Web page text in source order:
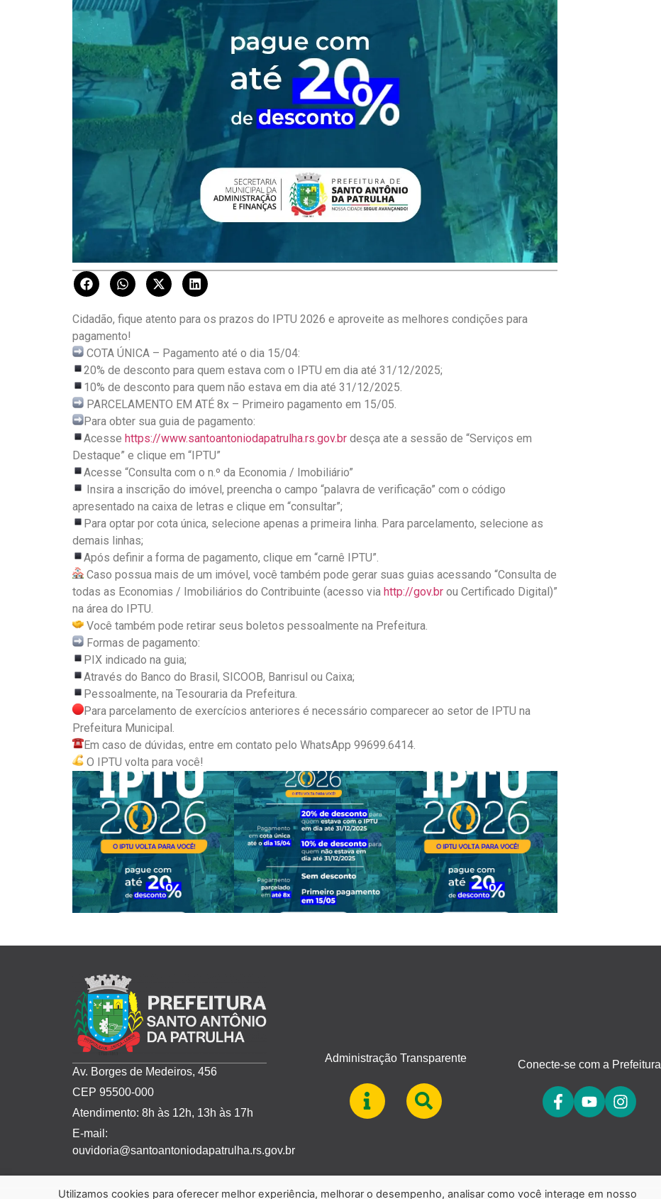
Cidadão, fique atento para os prazos do IPTU 2026 e aproveite as melhores condições para
pagamento!
COTA ÚNICA – Pagamento até o dia 15/04:
20% de desconto para quem estava com o IPTU em dia até 31/12/2025;
10% de desconto para quem não estava em dia até 31/12/2025.
PARCELAMENTO EM ATÉ 8x – Primeiro pagamento em 15/05.
Para obter sua guia de pagamento:
Acesse https://www.santoantoniodapatrulha.rs.gov.br desça ate a sessão de “Serviços em
Destaque” e clique em “IPTU”
Acesse “Consulta com o n.º da Economia / Imobiliário”
Insira a inscrição do imóvel, preencha o campo “palavra de verificação” com o código
apresentado na caixa de letras e clique em “consultar”;
Para optar por cota única, selecione apenas a primeira linha. Para parcelamento, selecione as
demais linhas;
Após definir a forma de pagamento, clique em “carnê IPTU”.
Caso possua mais de um imóvel, você também pode gerar suas guias acessando “Consulta de
todas as Economias / Imobiliários do Contribuinte (acesso via http://gov.br ou Certificado Digital)”
na área do IPTU.
Você também pode retirar seus boletos pessoalmente na Prefeitura.
Formas de pagamento:
PIX indicado na guia;
Através do Banco do Brasil, SICOOB, Banrisul ou Caixa;
Pessoalmente, na Tesouraria da Prefeitura.
Para parcelamento de exercícios anteriores é necessário comparecer ao setor de IPTU na
Prefeitura Municipal.
Em caso de dúvidas, entre em contato pelo WhatsApp 99699.6414.
O IPTU volta para você!
Av. Borges de Medeiros, 456
CEP 95500-000
Atendimento: 8h às 12h, 13h às 17h
E-mail:
ouvidoria@santoantoniodapatrulha.rs.gov.br
Administração Transparente Conecte-se com a Prefeitura
Utilizamos cookies para oferecer melhor experiência, melhorar o desempenho, analisar como você interage em nosso